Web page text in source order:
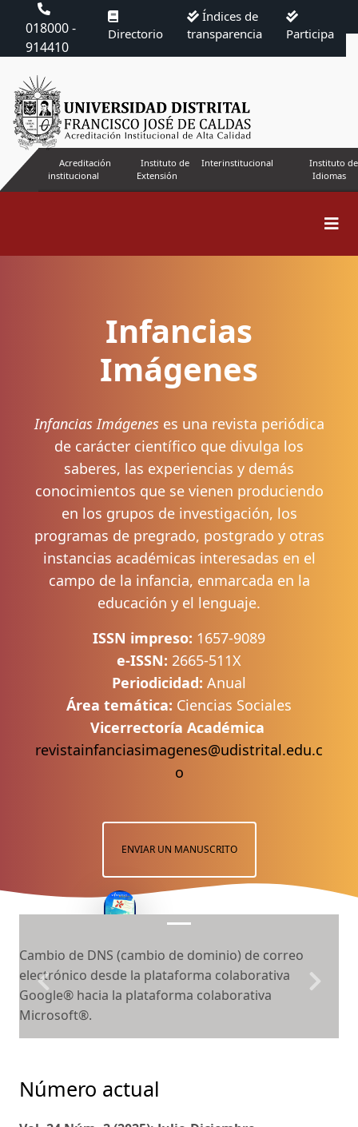
018000 -
914410
Directorio
Índices de
transparencia
Participa
Acreditación
institucional
Instituto de
Extensión
Interinstitucional
Instituto de
Idiomas
Infancias
Imágenes
Infancias Imágeneses una revista periódica
de carácter científico que divulga los
saberes, las experiencias y demás
conocimientos que se vienen produciendo
en los grupos de investigación, los
programas de pregrado, postgrado y otras
instancias académicas interesadas en el
campo de la infancia, enmarcada en la
educación y el lenguaje.
ISSN impreso: 1657-9089
e-ISSN: 2665-511X
Periodicidad: Anual
Área temática: Ciencias Sociales
Vicerrectoría Académica
revistainfanciasimagenes@udistrital.edu.c
o
ENVIAR UN MANUSCRITO
Cambio de DNS (cambio de dominio) de correo
electrónico desde la plataforma colaborativa
Google® hacia la plataforma colaborativa
Microsoft®.
Previous Next
Número actual